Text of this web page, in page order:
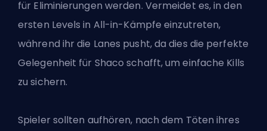
für Eliminierungen werden. Vermeidet es, in den
ersten Levels in All-in-Kämpfe einzutreten,
während ihr die Lanes pusht, da dies die perfekte
Gelegenheit für Shaco schafft, um einfache Kills
zu sichern.
Spieler sollten aufhören, nach dem Töten ihres